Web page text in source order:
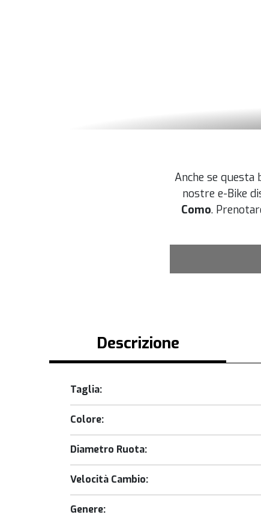
Anche se
nostre e-Bike
Como.
Descrizione
Taglia:
Colore:
Diametro Ruota:
Velocità Cambio:
Genere: